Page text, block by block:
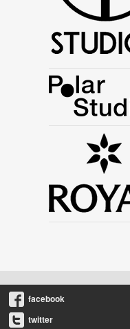
facebook
twitter